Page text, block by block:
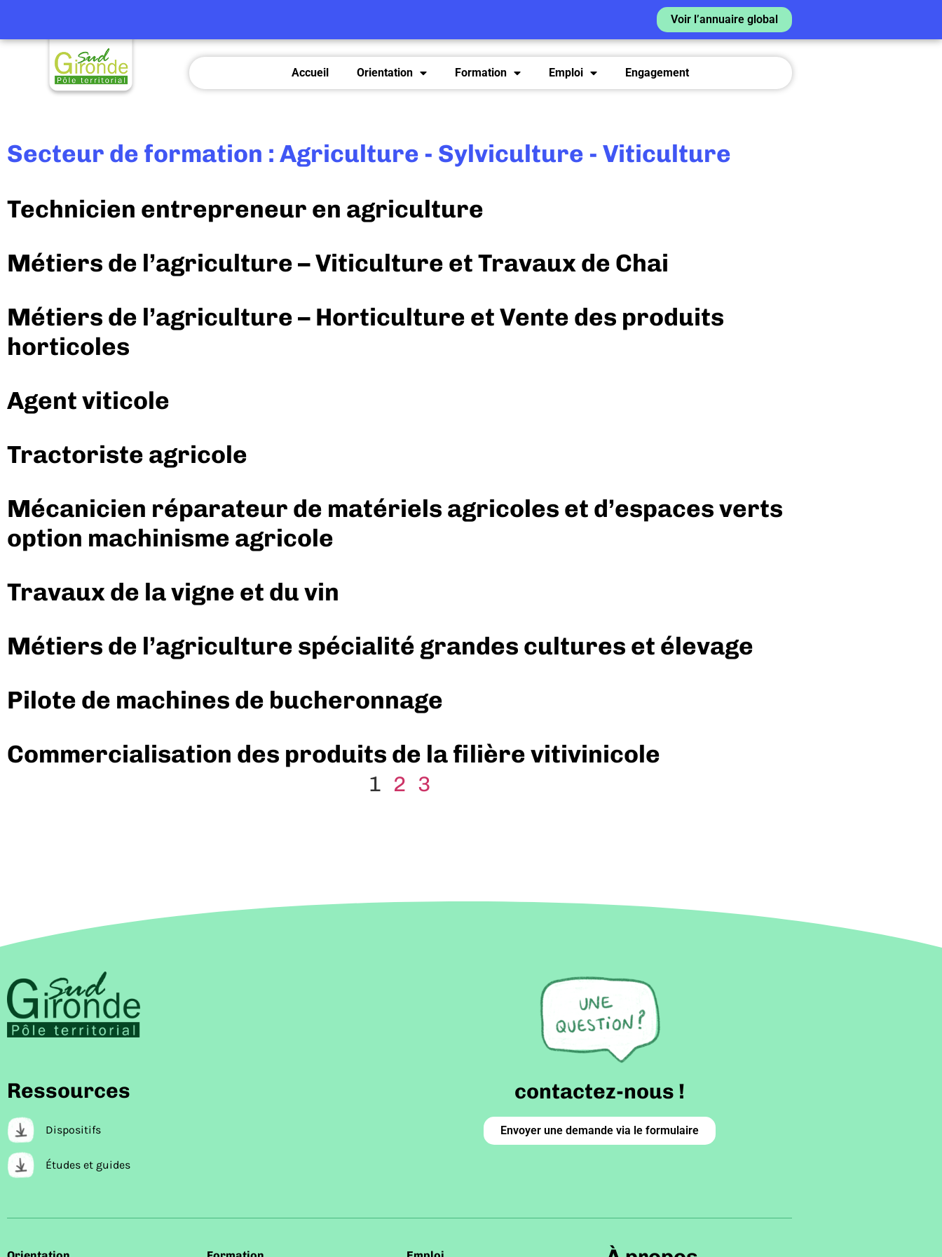
Voir l’annuaire global
Accueil Orientation Formation Emploi Engagement
Secteur de formation : Agriculture - Sylviculture - Viticulture
Technicien entrepreneur en agriculture
Métiers de l’agriculture – Viticulture et Travaux de Chai
Métiers de l’agriculture – Horticulture et Vente des produits
horticoles
Agent viticole
Tractoriste agricole
Mécanicien réparateur de matériels agricoles et d’espaces verts
option machinisme agricole
Travaux de la vigne et du vin
Métiers de l’agriculture spécialité grandes cultures et élevage
Pilote de machines de bucheronnage
Commercialisation des produits de la filière vitivinicole
1 2 3
Ressources
Dispositifs
Études et guides
contactez-nous !
Envoyer une demande via le formulaire